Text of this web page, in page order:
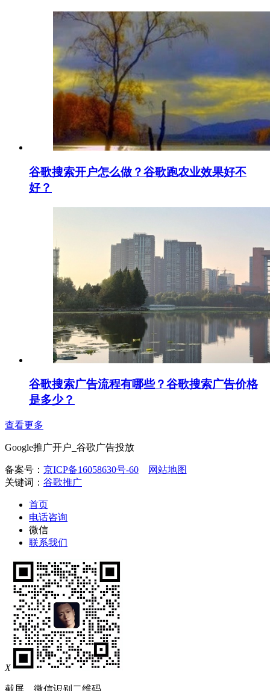
谷歌搜索开户怎么做？谷歌跑农业效果好不
好？
谷歌搜索广告流程有哪些？谷歌搜索广告价格
是多少？
查看更多
Google推广开户_谷歌广告投放
备案号： 京ICP备16058630号-60
网站地图
关键词： 谷歌推广
首页
电话咨询
微信
联系我们
X
截屏，微信识别二维码